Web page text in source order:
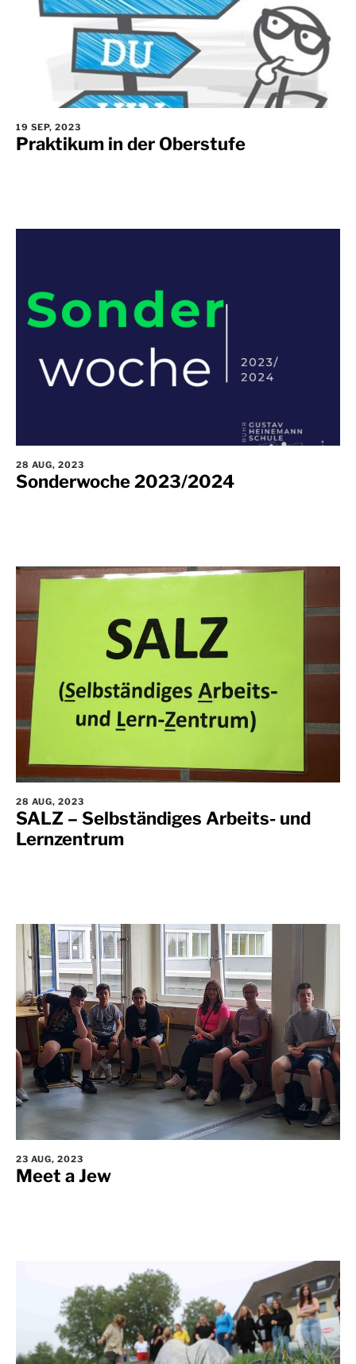
19 SEP, 2023
Praktikum in der Oberstufe
28 AUG, 2023
Sonderwoche 2023/2024
28 AUG, 2023
SALZ – Selbständiges Arbeits- und
Lernzentrum
23 AUG, 2023
Meet a Jew